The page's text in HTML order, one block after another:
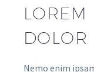
LOREM
DOLOR
Nemo enim